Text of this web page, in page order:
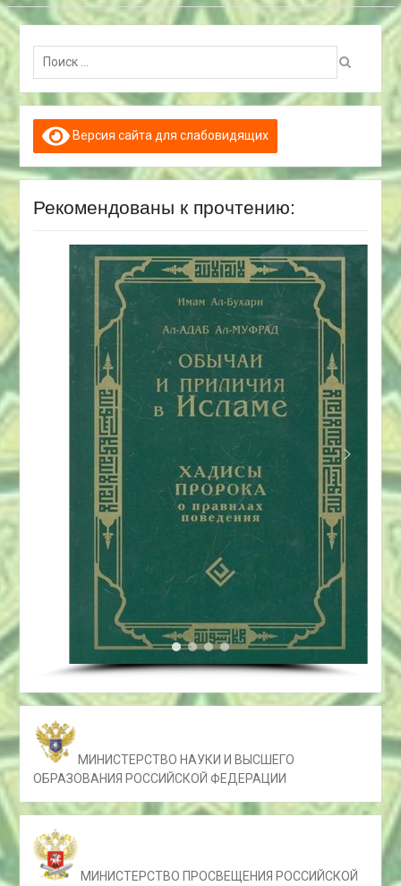
Поиск:
Версия сайта для слабовидящих
Рекомендованы к прочтению:
МИНИСТЕРСТВО НАУКИ И ВЫСШЕГО
ОБРАЗОВАНИЯ РОССИЙСКОЙ ФЕДЕРАЦИИ
МИНИСТЕРСТВО ПРОСВЕЩЕНИЯ РОССИЙСКОЙ